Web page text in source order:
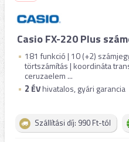
Casio FX-220 Plus
181 funkció | 10 (+2)
törtszámítás | koordináta
ceruzaelem ...
2 ÉVhivatalos, gyári garancia
Szállítási díj: 990 Ft-tól